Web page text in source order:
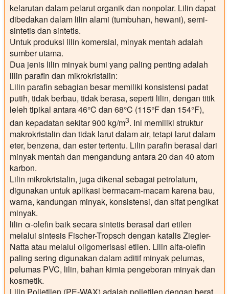
kelarutan dalam pelarut organik dan nonpolar. Lilin dapat
dibedakan dalam lilin alami (tumbuhan, hewani), semi-
sintetis dan sintetis.
Untuk produksi lilin komersial, minyak mentah adalah
sumber utama.
Dua jenis lilin minyak bumi yang paling penting adalah
lilin parafin dan mikrokristalin:
Lilin parafin sebagian besar memiliki konsistensi padat
putih, tidak berbau, tidak berasa, seperti lilin, dengan titik
leleh tipikal antara 46°C dan 68°C (115°F dan 154°F),
dan kepadatan sekitar 900 kg/m3. Ini memiliki struktur
makrokristalin dan tidak larut dalam air, tetapi larut dalam
eter, benzena, dan ester tertentu. Lilin parafin berasal dari
minyak mentah dan mengandung antara 20 dan 40 atom
karbon.
Lilin mikrokristalin, juga dikenal sebagai petrolatum,
digunakan untuk aplikasi bermacam-macam karena bau,
warna, kandungan minyak, konsistensi, dan sifat pengikat
minyak.
lilin α-olefin baik secara sintetis berasal dari etilen
melalui sintesis Fischer-Tropsch dengan katalis Ziegler-
Natta atau melalui oligomerisasi etilen. Lilin alfa-olefin
paling sering digunakan dalam aditif minyak pelumas,
pelumas PVC, lilin, bahan kimia pengeboran minyak dan
kosmetik.